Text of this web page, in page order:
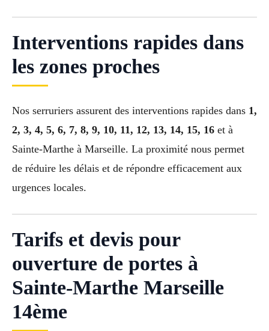
Interventions rapides dans
les zones proches
Nos serruriers assurent des interventions rapides dans 1,
2, 3, 4, 5, 6, 7, 8, 9, 10, 11, 12, 13, 14, 15, 16 et à
Sainte-Marthe à Marseille. La proximité nous permet
de réduire les délais et de répondre efficacement aux
urgences locales.
Tarifs et devis pour
ouverture de portes à
Sainte-Marthe Marseille
14ème